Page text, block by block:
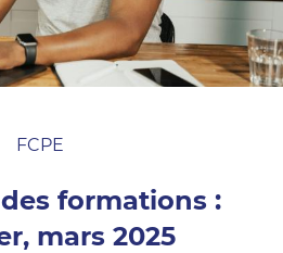
FCPE
formations :
mars 2025